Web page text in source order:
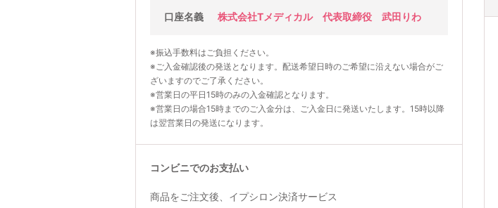
口座名義 株式会社Tメディカル 代表取締役 武田りわ
※振込手数料はご負担ください。
※ご入金確認後の発送となります。配送希望日時のご希望に沿えない場合がご
ざいますのでご了承ください。
※営業日の平日15時のみの入金確認となります。
※営業日の場合15時までのご入金分は、ご入金日に発送いたします。15時以降
は翌営業日の発送になります。
コンビニでのお支払い
商品をご注文後、イプシロン決済サービス